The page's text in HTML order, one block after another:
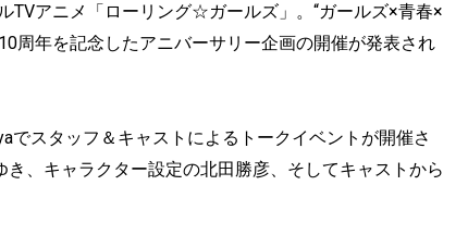
TVアニメ「ローリング☆ガールズ」。“ガールズ×青春×
周年を記念したアニバーサリー企画の開催が発表され
でスタッフ＆キャストによるトークイベントが開催さ
、キャラクター設定の北田勝彦、そしてキャストから